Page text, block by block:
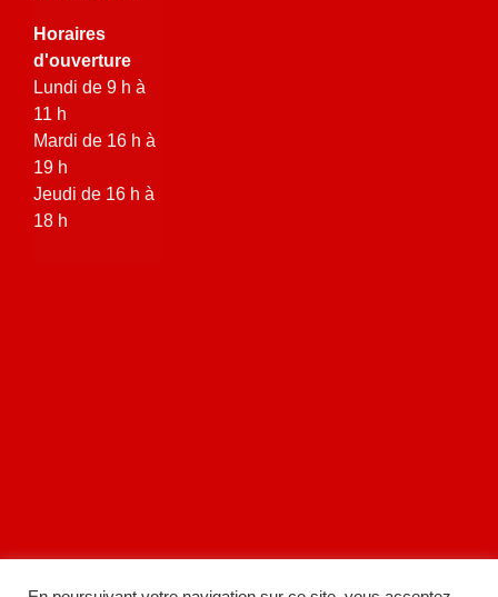
Horaires
d'ouverture
Lundi de 9 h à
11 h
Mardi de 16 h à
19 h
Jeudi de 16 h à
18 h